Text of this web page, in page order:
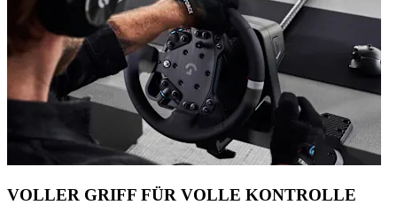
VOLLER GRIFF FÜR VOLLE KONTROLLE